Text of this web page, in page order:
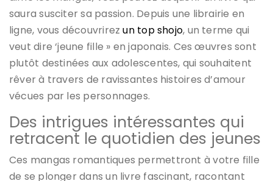
saura susciter sa passion. Depuis une librairie en
ligne, vous découvrirezun top shojo, un terme qui
veut dire ‘jeune fille » en japonais. Ces œuvres sont
plutôt destinées aux adolescentes, qui souhaitent
rêver à travers de ravissantes histoires d’amour
vécues par les personnages.
Des intrigues intéressantes qui
retracent le quotidien des jeunes
Ces mangas romantiques permettront à votre fille
de se plonger dans un livre fascinant, racontant